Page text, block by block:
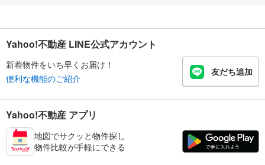
Yahoo!不動産 LINE公式アカウント
新着物件をいち早くお届け！
便利な機能のご紹介
友だち追加
Yahoo!不動産 アプリ
地図でサクッと物件探し
物件比較が手軽にできる